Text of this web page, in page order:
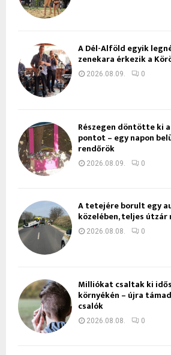
A Dél-Alföld egyik
zenekara érkezik a
2026.08.09. 0
Részegen döntötte ki
pontot – egy napon
rendőrök
2026.08.09. 0
A tetejére borult egy
közelében, teljes
2026.08.08. 0
Milliókat csaltak ki
környékén – újra
csalók
2026.08.08. 0